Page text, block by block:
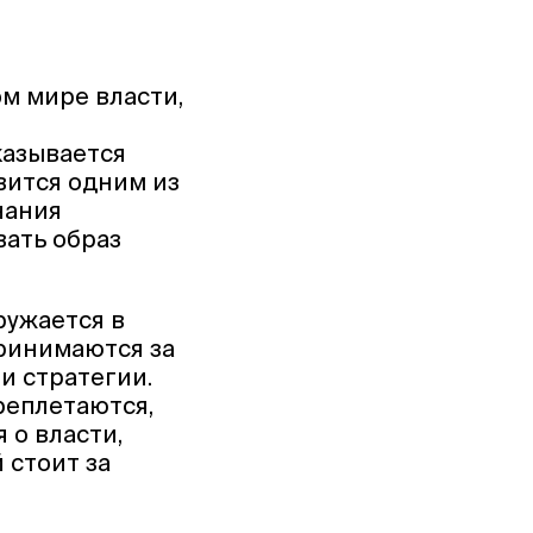
мире власти,
одним из
образ
в
за
стратегии.
о власти,
за